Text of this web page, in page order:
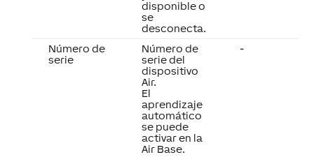
disponible o
se
desconecta.
Número de
serie
Número de
serie del
dispositivo
Air.
El
aprendizaje
automático
se puede
activar en la
Air Base.
-